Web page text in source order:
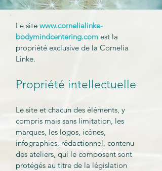
Le site www.cornelialinke-
bodymindcentering.com est la
propriété exclusive de la Cornelia
Linke.
Propriété intellectuelle
Le site et chacun des éléments, y
compris mais sans limitation, les
marques, les logos, icônes,
infographies, rédactionnel, contenu
des ateliers, qui le composent sont
protégés au titre de la législation